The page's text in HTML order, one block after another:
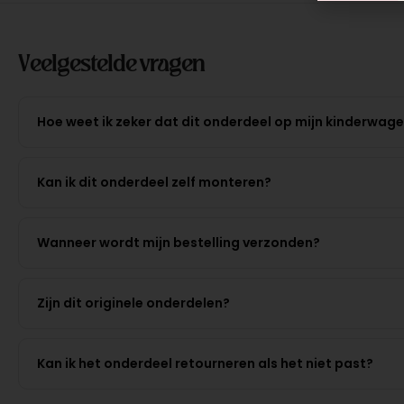
Veelgestelde vragen
Hoe weet ik zeker dat dit onderdeel op mijn
Kan ik dit onderdeel zelf monteren?
Wanneer wordt mijn bestelling verzonden?
Zijn dit originele onderdelen?
Kan ik het onderdeel retourneren als het niet past?